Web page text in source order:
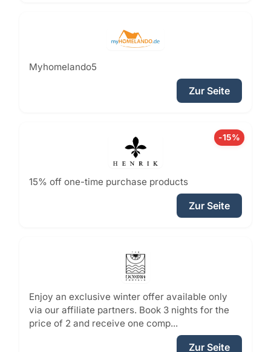
Myhomelando5
Zur Seite
-15%
15% off one-time purchase products
Zur Seite
Enjoy an exclusive winter offer available only
via our affiliate partners. Book 3 nights for the
price of 2 and receive one comp...
Zur Seite